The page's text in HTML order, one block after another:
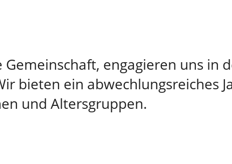
engagieren uns in
bieten ein abwechlungsreiches
und Altersgruppen.